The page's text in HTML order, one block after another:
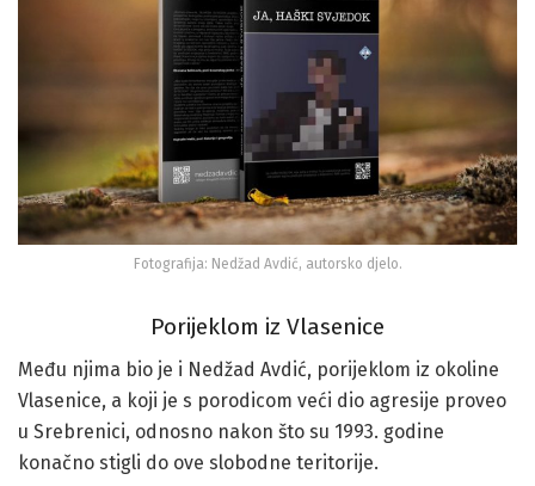
Fotografija: Nedžad Avdić, autorsko djelo.
Porijeklom iz Vlasenice
Među njima bio je i Nedžad Avdić, porijeklom iz okoline
Vlasenice, a koji je s porodicom veći dio agresije proveo
u Srebrenici, odnosno nakon što su 1993. godine
konačno stigli do ove slobodne teritorije.